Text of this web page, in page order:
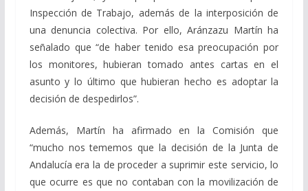
Inspección de Trabajo, además de la interposición de
una denuncia colectiva. Por ello, Aránzazu Martín ha
señalado que “de haber tenido esa preocupación por
los monitores, hubieran tomado antes cartas en el
asunto y lo último que hubieran hecho es adoptar la
decisión de despedirlos”.
Además, Martín ha afirmado en la Comisión que
“mucho nos tememos que la decisión de la Junta de
Andalucía era la de proceder a suprimir este servicio, lo
que ocurre es que no contaban con la movilización de